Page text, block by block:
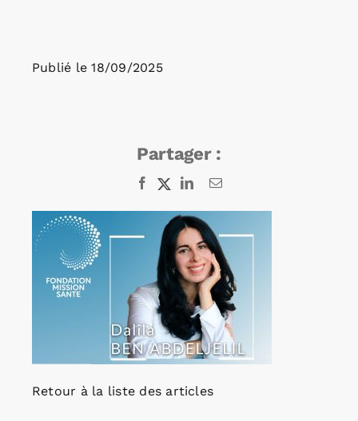
Publié le 18/09/2025
Partager :
Facebook
X LinkedInEmail
Retour à la liste des articles